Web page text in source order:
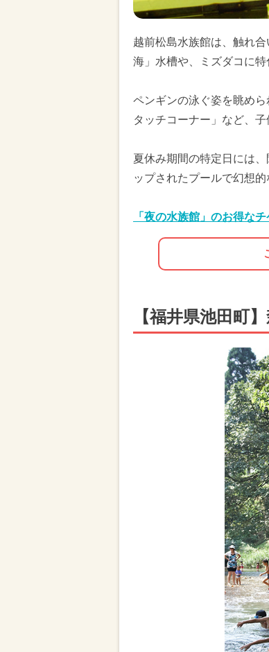
越前松島水族館は、触れ
海」水槽や、ミズダコに
ペンギンの泳ぐ姿を眺め
タッチコーナー」など、子
夏休み期間の特定日には
ップされたプールで幻想
「夜の水族館」のお得な
【福井県池田町